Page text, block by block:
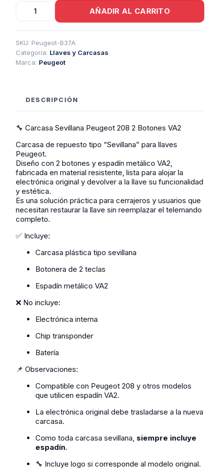
Carcasa
Sevillana
Peugeot
208
2
Botones
Va2
AÑADIR AL CARRITO
SKU: Peugeot-B37A
Categoría: Llaves y Carcasas
Marca: Peugeot
DESCRIPCIÓN
🔧 Carcasa Sevillana Peugeot 208 2 Botones VA2
Carcasa de repuesto tipo “Sevillana” para llaves
Peugeot.
Diseño con 2 botones y espadín metálico VA2,
fabricada en material resistente, lista para alojar la
electrónica original y devolver a la llave su funcionalidad
y estética.
Es una solución práctica para cerrajeros y usuarios que
necesitan restaurar la llave sin reemplazar el telemando
completo.
✅ Incluye:
Carcasa plástica tipo sevillana
Botonera de 2 teclas
Espadín metálico VA2
❌ No incluye:
Electrónica interna
Chip transponder
Batería
📌 Observaciones:
Compatible con Peugeot 208 y otros modelos
que utilicen espadín VA2.
La electrónica original debe trasladarse a la nueva
carcasa.
Como toda carcasa sevillana, siempre incluye
espadín.
🔧 Incluye logo si corresponde al modelo original.